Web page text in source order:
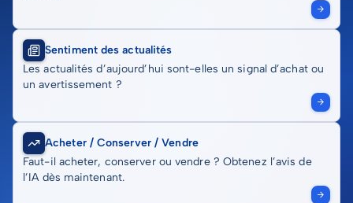
Sentiment des actualités
Les actualités d’aujourd’hui sont-elles un signal d’achat ou
un avertissement ?
Acheter / Conserver / Vendre
Faut-il acheter, conserver ou vendre ? Obtenez l’avis de
l’IA dès maintenant.